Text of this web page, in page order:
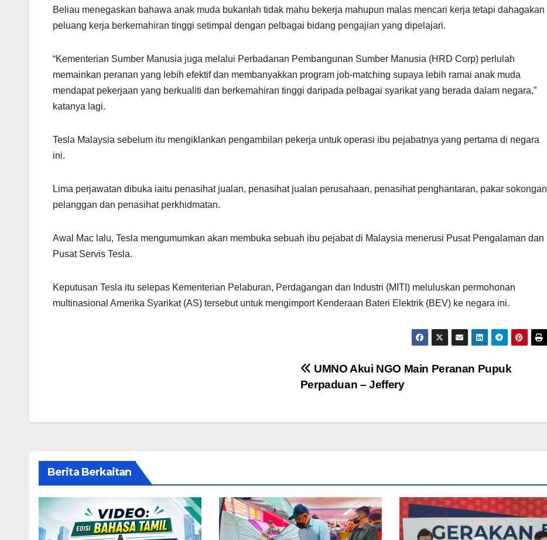
Beliau menegaskan bahawa anak muda bukanlah tidak mahu bekerja mahupun malas mencari kerja tetapi dahagakan
peluang kerja berkemahiran tinggi setimpal dengan pelbagai bidang pengajian yang dipelajari.
“Kementerian Sumber Manusia juga melalui Perbadanan Pembangunan Sumber Manusia (HRD Corp) perlulah
memainkan peranan yang lebih efektif dan membanyakkan program job-matching supaya lebih ramai anak muda
mendapat pekerjaan yang berkualiti dan berkemahiran tinggi daripada pelbagai syarikat yang berada dalam negara,”
katanya lagi.
Tesla Malaysia sebelum itu mengiklankan pengambilan pekerja untuk operasi ibu pejabatnya yang pertama di negara
ini.
Lima perjawatan dibuka iaitu penasihat jualan, penasihat jualan perusahaan, penasihat penghantaran, pakar sokongan
pelanggan dan penasihat perkhidmatan.
Awal Mac lalu, Tesla mengumumkan akan membuka sebuah ibu pejabat di Malaysia menerusi Pusat Pengalaman dan
Pusat Servis Tesla.
Keputusan Tesla itu selepas Kementerian Pelaburan, Perdagangan dan Industri (MITI) meluluskan permohonan
multinasional Amerika Syarikat (AS) tersebut untuk mengimport Kenderaan Bateri Elektrik (BEV) ke negara ini.
UMNO Akui NGO Main Peranan Pupuk
Perpaduan – Jeffery
Berita Berkaitan